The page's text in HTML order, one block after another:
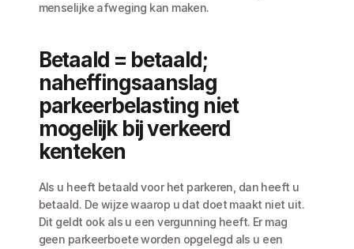
menselijke afweging kan maken.
Betaald = betaald;
naheffingsaanslag
parkeerbelasting niet
mogelijk bij verkeerd
kenteken
Als u heeft betaald voor het parkeren, dan heeft u
betaald. De wijze waarop u dat doet maakt niet uit.
Dit geldt ook als u een vergunning heeft. Er mag
geen parkeerboete worden opgelegd als u een